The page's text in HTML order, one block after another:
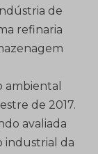
de
refinaria
ambiental
de 2017.
avaliada
industrial da